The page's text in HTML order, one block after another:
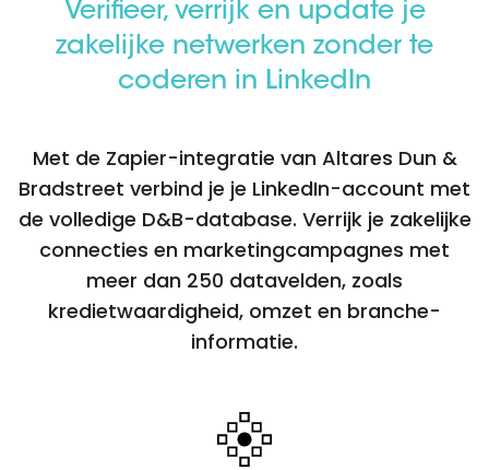
Verifieer, verrijk en update je
zakelijke netwerken zonder te
coderen in LinkedIn
Met de Zapier-integratie van Altares Dun &
Bradstreet verbind je je LinkedIn-account met
de volledige D&B-database. Verrijk je zakelijke
connecties en marketingcampagnes met
meer dan 250 datavelden, zoals
kredietwaardigheid, omzet en branche-
informatie.